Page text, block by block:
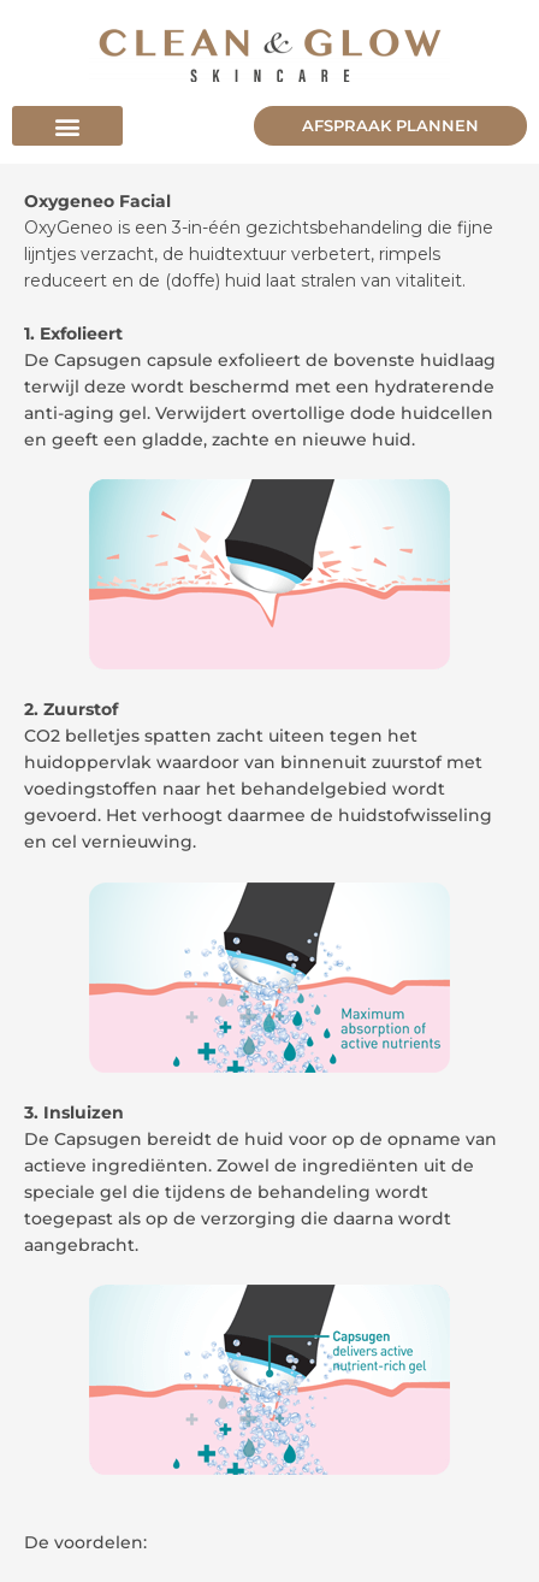
AFSPRAAK PLANNEN
Oxygeneo Facial
OxyGeneo is een 3-in-één gezichtsbehandeling die fijne
lijntjes verzacht, de huidtextuur verbetert, rimpels
reduceert en de (doffe) huid laat stralen van vitaliteit.
1. Exfolieert
De Capsugen capsule exfolieert de bovenste huidlaag
terwijl deze wordt beschermd met een hydraterende
anti-aging gel. Verwijdert overtollige dode huidcellen
en geeft een gladde, zachte en nieuwe huid.
2. Zuurstof
CO2 belletjes spatten zacht uiteen tegen het
huidoppervlak waardoor van binnenuit zuurstof met
voedingstoffen naar het behandelgebied wordt
gevoerd. Het verhoogt daarmee de huidstofwisseling
en cel vernieuwing.
3. Insluizen
De Capsugen bereidt de huid voor op de opname van
actieve ingrediënten. Zowel de ingrediënten uit de
speciale gel die tijdens de behandeling wordt
toegepast als op de verzorging die daarna wordt
aangebracht.
De voordelen: